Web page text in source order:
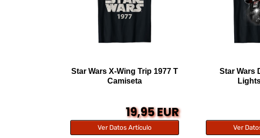
Star Wars X-Wing Trip 1977 T
Camiseta
19,95 EUR
Ver Datos Artículo
Star Wars
Ver